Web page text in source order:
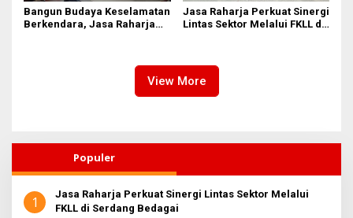
Bangun Budaya Keselamatan
Berkendara, Jasa Raharja
Jasa Raharja Perkuat Sinergi
Lintas Sektor Melalui FKLL di
View More
Populer
1
Jasa Raharja Perkuat Sinergi Lintas Sektor Melalui
FKLL di Serdang Bedagai